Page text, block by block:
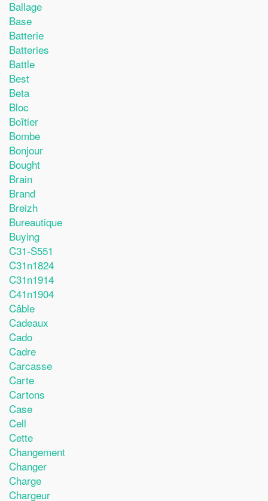
Ballage
Base
Batterie
Batteries
Battle
Best
Beta
Bloc
Boîtier
Bombe
Bonjour
Bought
Brain
Brand
Breizh
Bureautique
Buying
C31-S551
C31n1824
C31n1914
C41n1904
Câble
Cadeaux
Cado
Cadre
Carcasse
Carte
Cartons
Case
Cell
Cette
Changement
Changer
Charge
Chargeur